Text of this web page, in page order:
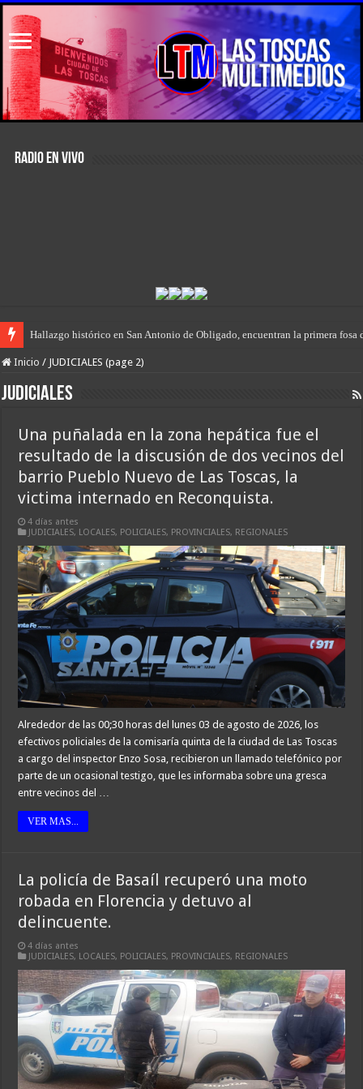
RADIO EN VIVO
“Prisión domiciliaria” para el envenenador-vendedor de drogas de Las
Inicio / JUDICIALES (page 2)
JUDICIALES
Una puñalada en la zona hepática fue el
resultado de la discusión de dos vecinos del
barrio Pueblo Nuevo de Las Toscas, la
victima internado en Reconquista.
4 días antes
JUDICIALES, LOCALES, POLICIALES, PROVINCIALES, REGIONALES
Alrededor de las 00;30 horas del lunes 03 de agosto de 2026, los
efectivos policiales de la comisaría quinta de la ciudad de Las Toscas
a cargo del inspector Enzo Sosa, recibieron un llamado telefónico por
parte de un ocasional testigo, que les informaba sobre una gresca
entre vecinos del …
VER MAS...
La policía de Basaíl recuperó una moto
robada en Florencia y detuvo al
delincuente.
4 días antes
JUDICIALES, LOCALES, POLICIALES, PROVINCIALES, REGIONALES